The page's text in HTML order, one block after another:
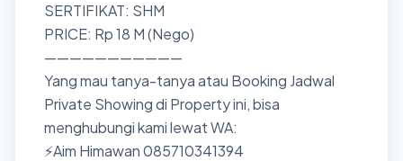
SERTIFIKAT: SHM
PRICE: Rp 18 M (Nego)
———————————
Yang mau tanya-tanya atau Booking Jadwal
Private Showing di Property ini, bisa
menghubungi kami lewat WA:
⚡Aim Himawan 085710341394